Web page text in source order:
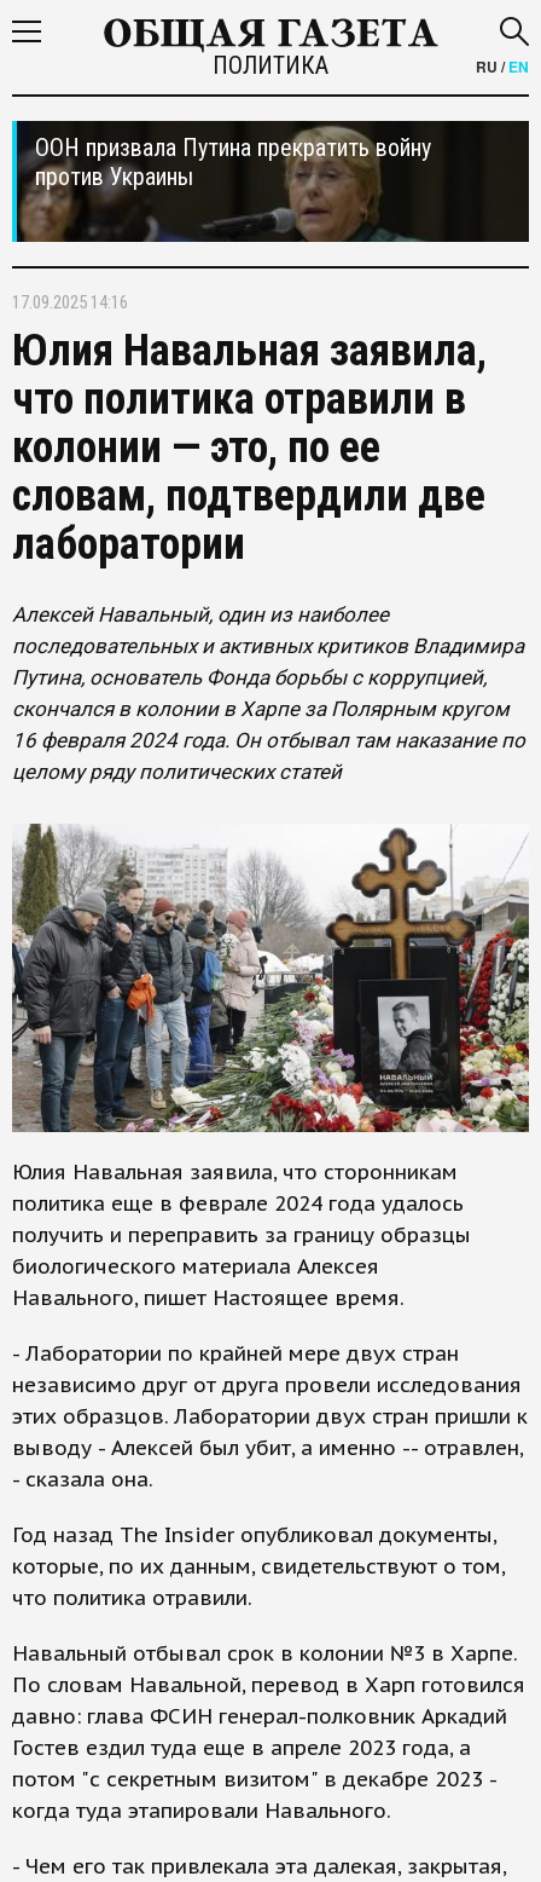
ПОЛИТИКА RU /EN
ООН призвала Путина прекратить войну
против Украины
17.09.2025 14:16
Юлия Навальная заявила,
что политика отравили в
колонии — это, по ее
словам, подтвердили две
лаборатории
Алексей Навальный, один из наиболее
последовательных и активных критиков Владимира
Путина, основатель Фонда борьбы с коррупцией,
скончался в колонии в Харпе за Полярным кругом
16 февраля 2024 года. Он отбывал там наказание по
целому ряду политических статей
Юлия Навальная заявила, что сторонникам
политика еще в феврале 2024 года удалось
получить и переправить за границу образцы
биологического материала Алексея
Навального, пишет Настоящее время.
- Лаборатории по крайней мере двух стран
независимо друг от друга провели исследования
этих образцов. Лаборатории двух стран пришли к
выводу - Алексей был убит, а именно -- отравлен,
- сказала она.
Год назад The Insider опубликовал документы,
которые, по их данным, свидетельствуют о том,
что политика отравили.
Навальный отбывал срок в колонии №3 в Харпе.
По словам Навальной, перевод в Харп готовился
давно: глава ФСИН генерал-полковник Аркадий
Гостев ездил туда еще в апреле 2023 года, а
потом "с секретным визитом" в декабре 2023 -
когда туда этапировали Навального.
- Чем его так привлекала эта далекая, закрытая,